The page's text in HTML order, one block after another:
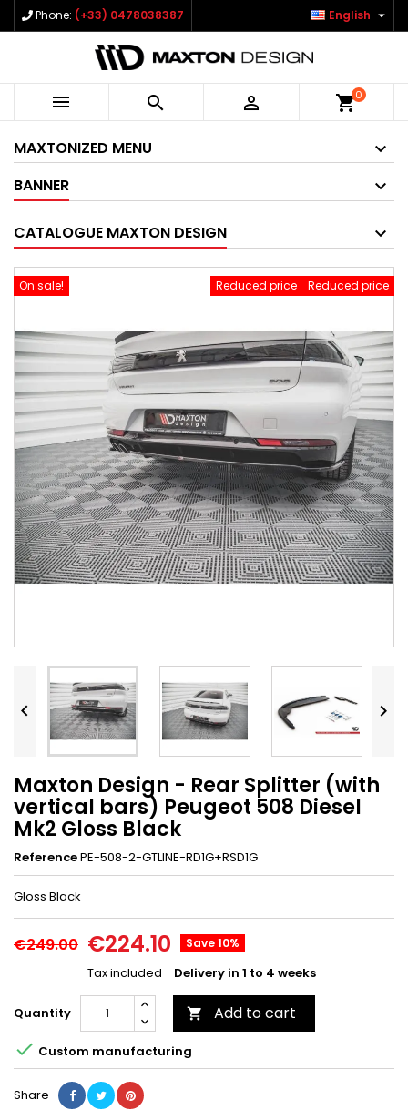
Phone: (+33) 0478038387 English 
   shopping_cart0
MAXTONIZED MENU
BANNER
CATALOGUE MAXTON DESIGN
On sale! Reduced price
Reduced price
 
Maxton Design - Rear Splitter (with
vertical bars) Peugeot 508 Diesel
Mk2 Gloss Black
ReferencePE-508-2-GTLINE-RD1G+RSD1G
Gloss Black
€249.00 €224.10 Save 10%
Tax included Delivery in 1 to 4 weeks
Quantity  Add to cart
 Custom manufacturing
Share